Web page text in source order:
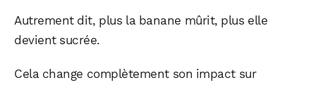
Autrement dit, plus la banane mûrit, plus elle
devient sucrée.
Cela change complètement son impact sur